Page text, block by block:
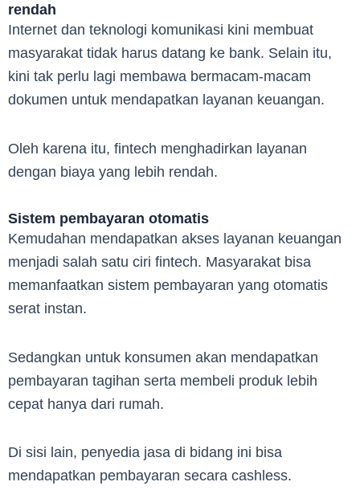
rendah
Internet dan teknologi komunikasi kini membuat
masyarakat tidak harus datang ke bank. Selain itu,
kini tak perlu lagi membawa bermacam-macam
dokumen untuk mendapatkan layanan keuangan.
Oleh karena itu, fintech menghadirkan layanan
dengan biaya yang lebih rendah.
Sistem pembayaran otomatis
Kemudahan mendapatkan akses layanan keuangan
menjadi salah satu ciri fintech. Masyarakat bisa
memanfaatkan sistem pembayaran yang otomatis
serat instan.
Sedangkan untuk konsumen akan mendapatkan
pembayaran tagihan serta membeli produk lebih
cepat hanya dari rumah.
Di sisi lain, penyedia jasa di bidang ini bisa
mendapatkan pembayaran secara cashless.